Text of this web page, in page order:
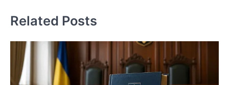
Related Posts